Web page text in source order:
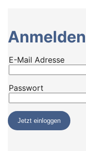
Anmelden